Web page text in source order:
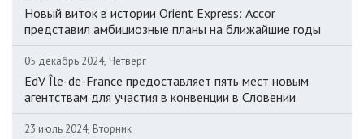
Новый виток в истории Orient Express: Accor
представил амбициозные планы на ближайшие годы
05 декабрь 2024, Четверг
EdV Île-de-France предоставляет пять мест новым
агентствам для участия в конвенции в Словении
23 июль 2024, Вторник